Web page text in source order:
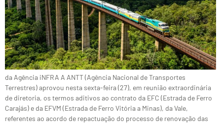
da Agência iNFRA A ANTT (Agência Nacional de Transportes
Terrestres) aprovou nesta sexta-feira (27), em reunião extraordinária
de diretoria, os termos aditivos ao contrato da EFC (Estrada de Ferro
Carajás) e da EFVM (Estrada de Ferro Vitória a Minas), da Vale,
referentes ao acordo de repactuação do processo de renovação das